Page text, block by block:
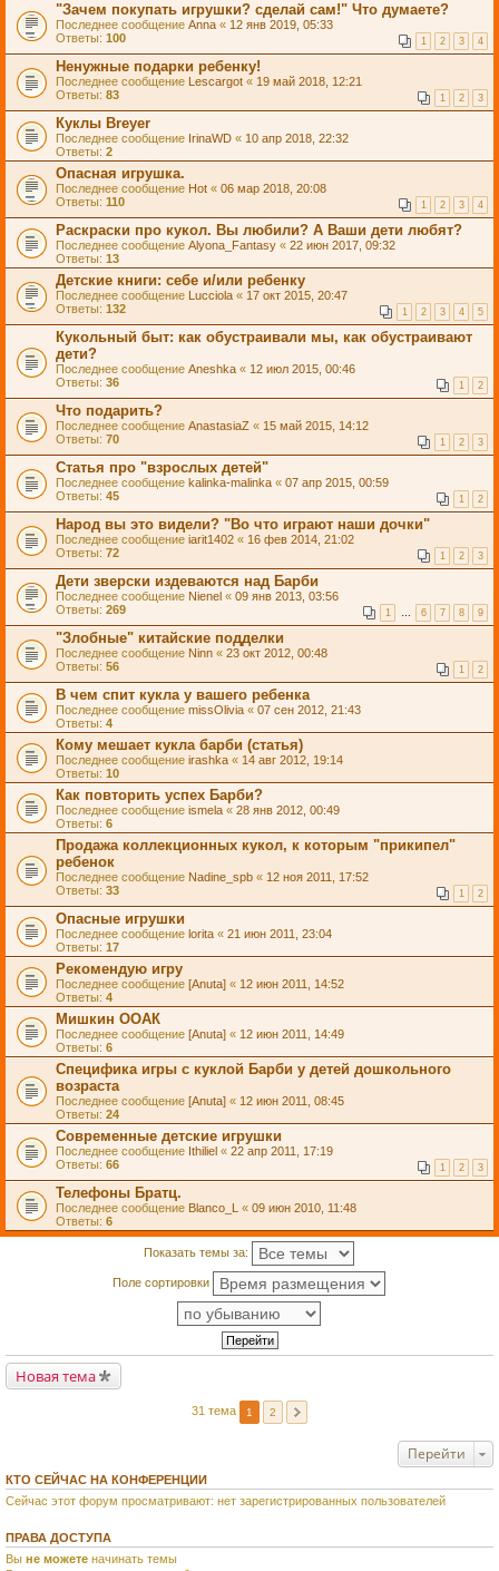
"Зачем покупать игрушки? сделай сам!" Что думаете?
Последнее сообщение Anna « 12 янв 2019, 05:33
Ответы: 100 1 2 3 4
Ненужные подарки ребенку!
Последнее сообщение Lescargot « 19 май 2018, 12:21
Ответы: 83 1 2 3
Куклы Breyer
Последнее сообщение IrinaWD « 10 апр 2018, 22:32
Ответы: 2
Опасная игрушка.
Последнее сообщение Hot « 06 мар 2018, 20:08
Ответы: 110 1 2 3 4
Раскраски про кукол. Вы любили? А Ваши дети любят?
Последнее сообщение Alyona_Fantasy « 22 июн 2017, 09:32
Ответы: 13
Детские книги: себе и/или ребенку
Последнее сообщение Lucciola « 17 окт 2015, 20:47
Ответы: 132 1 2 3 4 5
Кукольный быт: как обустраивали мы, как обустраивают
дети?
Последнее сообщение Aneshka « 12 июл 2015, 00:46
Ответы: 36 1 2
Что подарить?
Последнее сообщение AnastasiaZ « 15 май 2015, 14:12
Ответы: 70 1 2 3
Статья про "взрослых детей"
Последнее сообщение kalinka-malinka « 07 апр 2015, 00:59
Ответы: 45 1 2
Народ вы это видели? "Во что играют наши дочки"
Последнее сообщение iarit1402 « 16 фев 2014, 21:02
Ответы: 72 1 2 3
Дети зверски издеваются над Барби
Последнее сообщение Nienel « 09 янв 2013, 03:56
Ответы: 269 1 … 6 7 8 9
"Злобные" китайские подделки
Последнее сообщение Ninn « 23 окт 2012, 00:48
Ответы: 56 1 2
В чем спит кукла у вашего ребенка
Последнее сообщение missOlivia « 07 сен 2012, 21:43
Ответы: 4
Кому мешает кукла барби (статья)
Последнее сообщение irashka « 14 авг 2012, 19:14
Ответы: 10
Как повторить успех Барби?
Последнее сообщение ismela « 28 янв 2012, 00:49
Ответы: 6
Продажа коллекционных кукол, к которым "прикипел"
ребенок
Последнее сообщение Nadine_spb « 12 ноя 2011, 17:52
Ответы: 33 1 2
Опасные игрушки
Последнее сообщение lorita « 21 июн 2011, 23:04
Ответы: 17
Рекомендую игру
Последнее сообщение [Anuta] « 12 июн 2011, 14:52
Ответы: 4
Мишкин ООАК
Последнее сообщение [Anuta] « 12 июн 2011, 14:49
Ответы: 6
Специфика игры с куклой Барби у детей дошкольного
возраста
Последнее сообщение [Anuta] « 12 июн 2011, 08:45
Ответы: 24
Современные детские игрушки
Последнее сообщение Ithiliel « 22 апр 2011, 17:19
Ответы: 66 1 2 3
Телефоны Братц.
Последнее сообщение Blanco_L « 09 июн 2010, 11:48
Ответы: 6
Показать темы за:
Поле сортировки
Новая тема
31 тема 1 2
Перейти
КТО СЕЙЧАС НА КОНФЕРЕНЦИИ
Сейчас этот форум просматривают: нет зарегистрированных пользователей
ПРАВА ДОСТУПА
Вы не можете начинать темы